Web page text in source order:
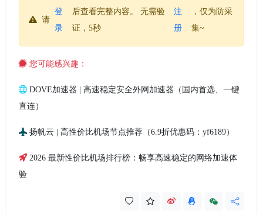
请
登
录
后查看完整内容。 无需验
证，5秒
注
册
，仅为防采
集~
您可能感兴趣：
DOVE加速器 | 高速稳定安全外网加速器（国内首选、一键
直连）
扬帆云 | 高性价比机场节点推荐（6.9折优惠码：yf6189）
2026 最新性价比机场排行榜：畅享高速稳定的网络加速体
验